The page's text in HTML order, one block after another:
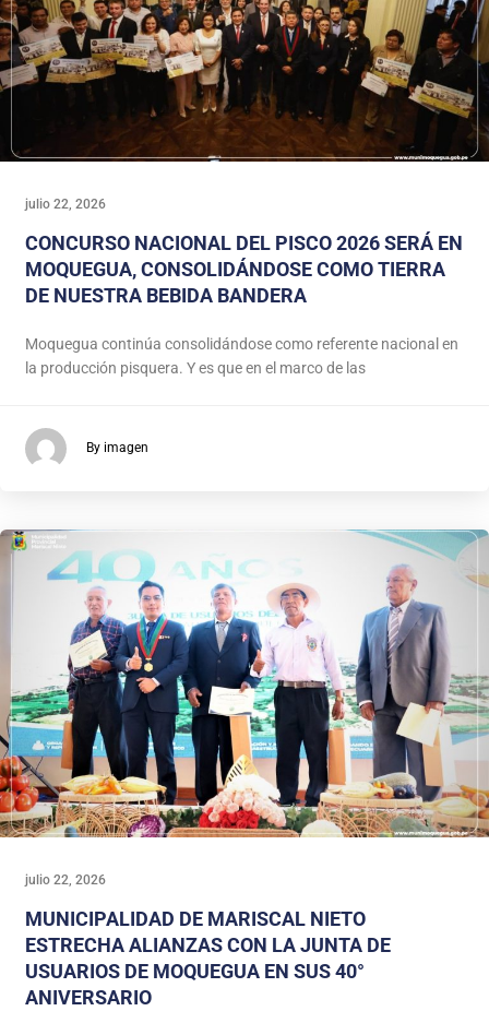
julio 22, 2026
CONCURSO NACIONAL DEL PISCO 2026 SERÁ EN
MOQUEGUA, CONSOLIDÁNDOSE COMO TIERRA
DE NUESTRA BEBIDA BANDERA
Moquegua continúa consolidándose como referente nacional en
la producción pisquera. Y es que en el marco de las
By imagen
julio 22, 2026
MUNICIPALIDAD DE MARISCAL NIETO
ESTRECHA ALIANZAS CON LA JUNTA DE
USUARIOS DE MOQUEGUA EN SUS 40°
ANIVERSARIO